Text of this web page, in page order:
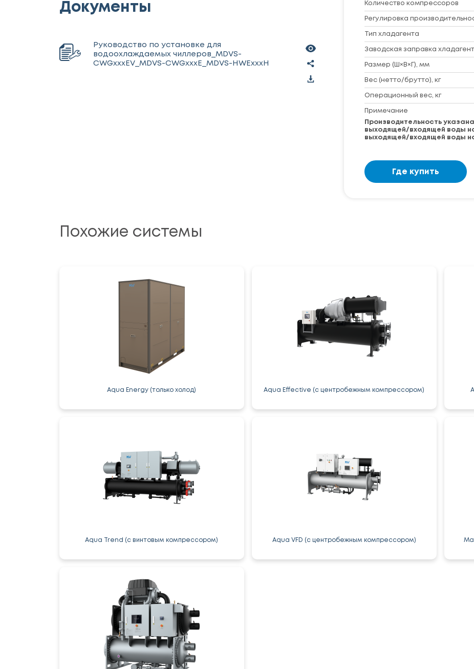
Количество компрессоров
Регулировка
Тип хладагента
Заводская заправка
Размер (Ш×В×Г), мм
Вес (нетто/брутто), кг
Операционный вес, кг
Примечание
Производительность
выходящей/входящей воды
выходящей/входящей воды
Где купить
Документы
Руководство по установке для
водоохлаждаемых чиллеров_MDVS-
CWGxxxEV_MDVS-CWGxxxE_MDVS-HWExxxH
Похожие системы
Aqua Energy (только холод) Aqua Effective (с центробежным компрессором)
Aqua Trend (с винтовым компрессором) Aqua VFD (с центробежным компрессором)